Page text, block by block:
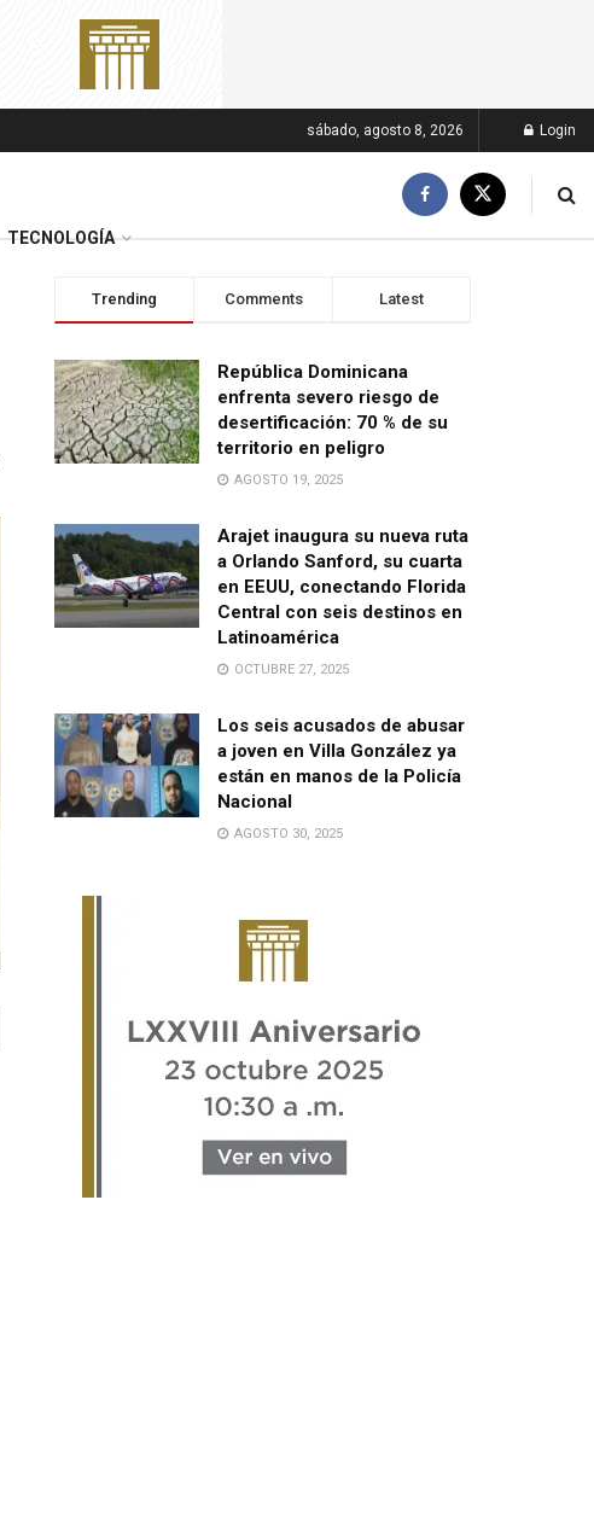
sábado, agosto 8, 2026 Login
TECNOLOGÍA
Trending Comments Latest
República Dominicana
enfrenta severo riesgo de
desertificación: 70 % de su
territorio en peligro
AGOSTO 19, 2025
Arajet inaugura su nueva ruta
a Orlando Sanford, su cuarta
en EEUU, conectando Florida
Central con seis destinos en
Latinoamérica
OCTUBRE 27, 2025
Los seis acusados de abusar
a joven en Villa González ya
están en manos de la Policía
Nacional
AGOSTO 30, 2025